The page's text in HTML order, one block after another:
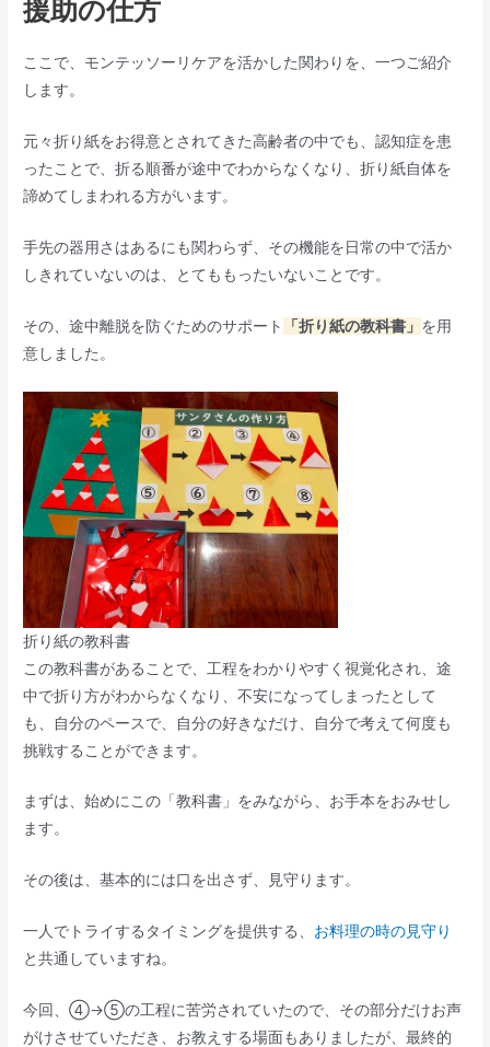
援助の仕方
ここで、モンテッソーリケアを活かした関わりを、一つご紹介
します。
元々折り紙をお得意とされてきた高齢者の中でも、認知症を患
ったことで、折る順番が途中でわからなくなり、折り紙自体を
諦めてしまわれる方がいます。
手先の器用さはあるにも関わらず、その機能を日常の中で活か
しきれていないのは、とてももったいないことです。
その、途中離脱を防ぐためのサポート 「折り紙の教科書」 を用
意しました。
折り紙の教科書
この教科書があることで、工程をわかりやすく視覚化され、途
中で折り方がわからなくなり、不安になってしまったとして
も、自分のペースで、自分の好きなだけ、自分で考えて何度も
挑戦することができます。
まずは、始めにこの「教科書」をみながら、お手本をおみせし
ます。
その後は、基本的には口を出さず、見守ります。
一人でトライするタイミングを提供する、 お料理の時の見守り
と共通していますね。
今回、④→⑤の工程に苦労されていたので、その部分だけお声
がけさせていただき、お教えする場面もありましたが、最終的